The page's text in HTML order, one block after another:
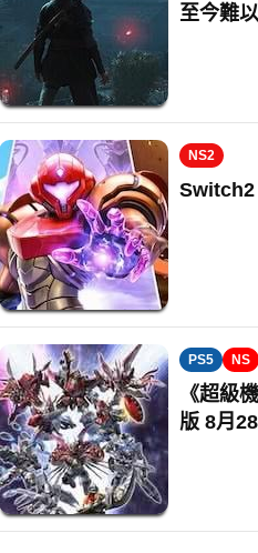
至今難
NS2
Switch2
PS5 NS
《超級
版 8月